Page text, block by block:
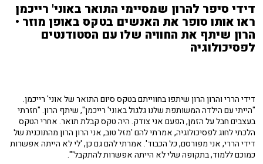
דידי סיפר להרון שמסיימי התואר באוני' רייכמן
ראו אותו סופר את האנשים בטקס באופן מוזר •
הרון שיתף את החוויה שלו עם הסטודנטים
לפסיכולוגיה
דידי הררי והרון הרון שיתפו בחווייתם בטקס סיום התואר של אוני' רייכמן.
"הייתי עם הילדה המשותפת שלנו גלגול באוני' רייכמן", שיתף הרון. "חזרתי
בעצבים חבל על הזמן, הפעם אני צודק. היה טקס קבלת תואר. אחרי הטקס
הלכתי לחוג לפסיכולוגיה, אמרתי להם 'מזל טוב, אני הרון הרון מהתוכנית של
דידי הררי, אני מפורסם, כל הכבוד'. אמרתי להם גם כן, 'לי לא הייתה אפשרות
כמוכם ללמוד, בתקופה שלי לא הייתה אפשרות להתקבל'".